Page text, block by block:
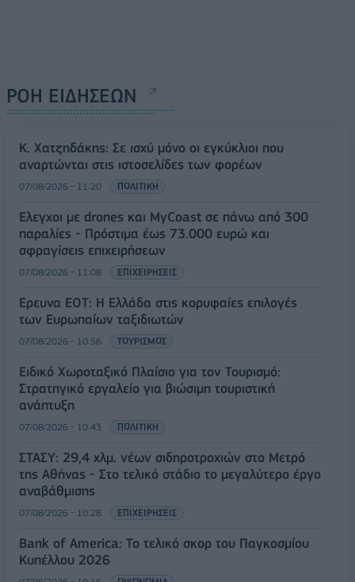
ΡΟΗ ΕΙΔΗΣΕΩΝ
Κ. Χατζηδάκης: Σε ισχύ μόνο οι εγκύκλιοι που
αναρτώνται στις ιστοσελίδες των φορέων
07/08/2026 - 11:20 ΠΟΛΙΤΙΚΗ
Έλεγχοι με drones και MyCoast σε πάνω από 300
παραλίες - Πρόστιμα έως 73.000 ευρώ και
σφραγίσεις επιχειρήσεων
07/08/2026 - 11:08 ΕΠΙΧΕΙΡΗΣΕΙΣ
Έρευνα ΕΟΤ: Η Ελλάδα στις κορυφαίες επιλογές
των Ευρωπαίων ταξιδιωτών
07/08/2026 - 10:56 ΤΟΥΡΙΣΜΟΣ
Ειδικό Χωροταξικό Πλαίσιο για τον Τουρισμό:
Στρατηγικό εργαλείο για βιώσιμη τουριστική
ανάπτυξη
07/08/2026 - 10:43 ΠΟΛΙΤΙΚΗ
ΣΤΑΣΥ: 29,4 χλμ. νέων σιδηροτροχιών στο Μετρό
της Αθήνας - Στο τελικό στάδιο το μεγαλύτερο έργο
αναβάθμισης
07/08/2026 - 10:28 ΕΠΙΧΕΙΡΗΣΕΙΣ
Bank of America: Το τελικό σκορ του Παγκοσμίου
Κυπέλλου 2026